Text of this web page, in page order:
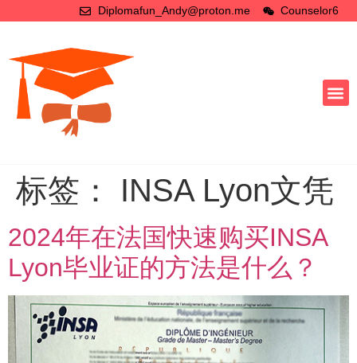
Diplomafun_Andy@proton.me Counselor6
标签： INSA Lyon文凭
2024年在法国快速购买INSA
Lyon毕业证的方法是什么？